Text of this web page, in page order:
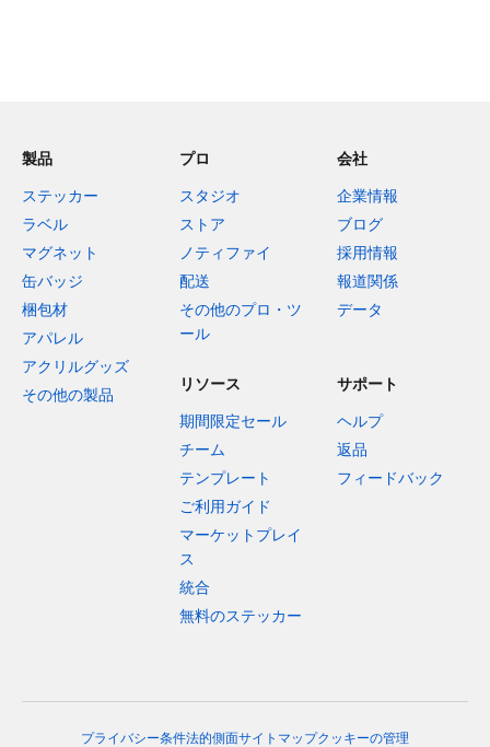
製品
ステッカー
ラベル
マグネット
缶バッジ
梱包材
アパレル
アクリルグッズ
その他の製品
プロ
スタジオ
ストア
ノティファイ
配送
その他のプロ・ツ
ール
会社
企業情報
ブログ
採用情報
報道関係
データ
リソース
期間限定セール
チーム
テンプレート
ご利用ガイド
マーケットプレイ
ス
統合
無料のステッカー
サポート
ヘルプ
返品
フィードバック
プライバシー条件法的側面サイトマップクッキーの管理